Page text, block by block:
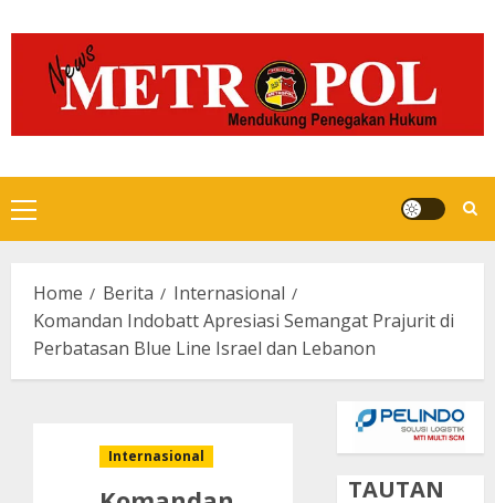
to
content
Primary
Menu
Home Berita
Internasional
Komandan Indobatt Apresiasi Semangat Prajurit di
Perbatasan Blue Line Israel dan Lebanon
Internasional
TAUTAN